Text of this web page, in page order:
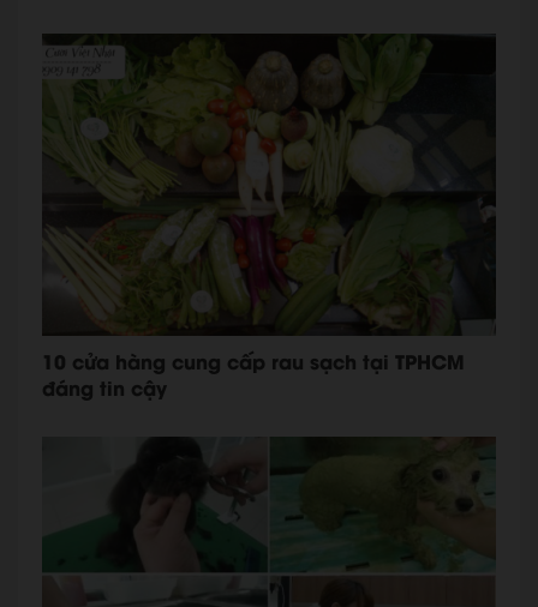
10 cửa hàng cung cấp rau sạch tại TPHCM
đáng tin cậy